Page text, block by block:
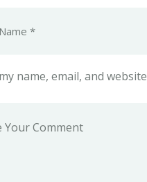
name, email, and